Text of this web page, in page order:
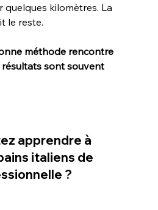
quelques kilomètres. La
le reste.
méthode rencontre
sont souvent
apprendre à
italiens de
?